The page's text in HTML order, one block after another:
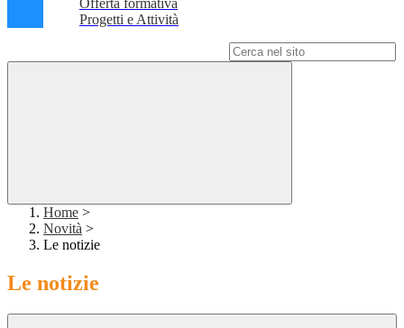
Offerta formativa
Progetti e Attività
Home >
Novità >
Le notizie
Le notizie